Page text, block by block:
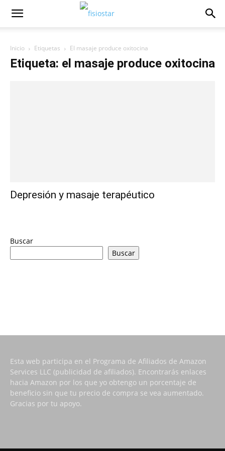
Inicio Etiquetas El masaje produce oxitocina
Etiqueta: el masaje produce oxitocina
Depresión y masaje terapéutico
Buscar
Buscar
Esta web participa en el Programa de Afiliados de Amazon
Services LLC (publicidad de afiliados). Encontrarás enlaces
hacia Amazon por los que yo obtengo un porcentaje de
beneficio sin que tu precio de compra se vea aumentado.
Gracias por tu apoyo.